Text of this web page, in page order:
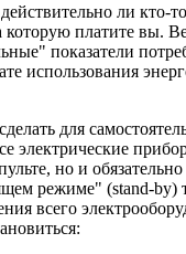
ли кто-
которую платите вы.
показатели
использования
для
электрические
но и обязательно
режиме" (stand-by)
всего